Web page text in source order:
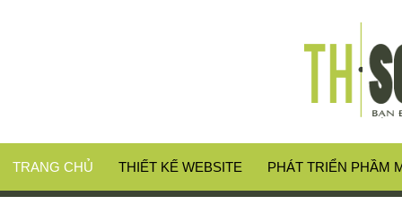
TRANG CHỦ THIẾT KẾ WEBSITE PHÁT TRIỂN PHẦM